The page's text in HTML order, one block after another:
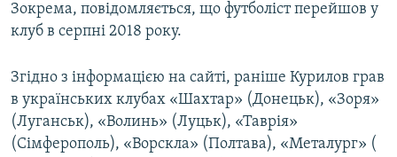
Зокрема, повідомляється, що футболіст перейшов у
клуб в серпні 2018 року.
Згідно з інформацією на сайті, раніше Курилов грав
в українських клубах «Шахтар» (Донецьк), «Зоря»
(Луганськ), «Волинь» (Луцьк), «Таврія»
(Сімферополь), «Ворскла» (Полтава), «Металург» (